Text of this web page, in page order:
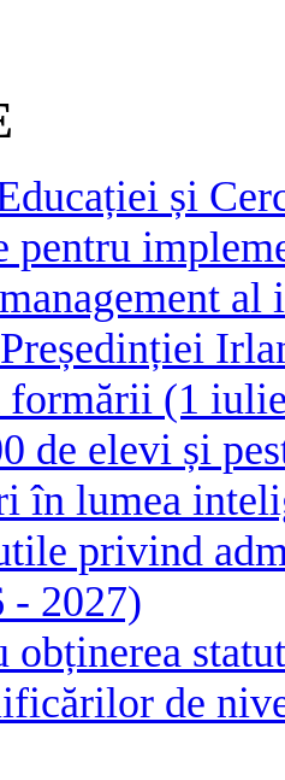
și
pentru
formării (1
de elevi și
în lumea
privind
- 2027)
obținerea
de